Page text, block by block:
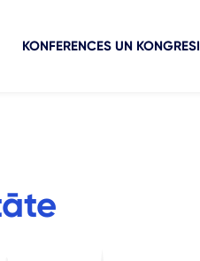
KONFERENCES UN KONGRESI